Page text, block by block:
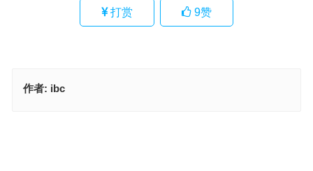
打赏 9赞
作者: ibc